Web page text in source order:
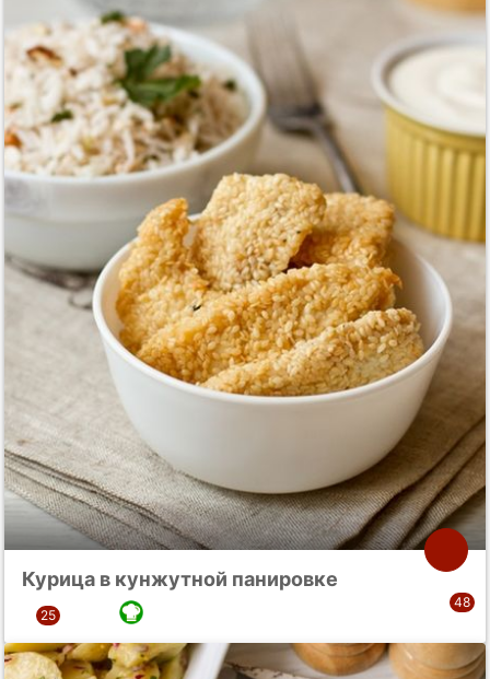
Курица в кунжутной панировке